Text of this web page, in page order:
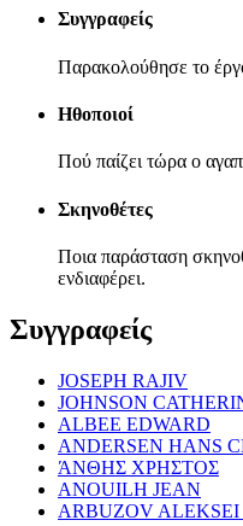
Συγγραφείς
Παρακολούθησε το
Ηθοποιοί
Πού παίζει τώρα ο
Σκηνοθέτες
Ποια παράσταση
ενδιαφέρει.
Συγγραφείς
JOSEPH RAJIV
JOHNSON
ALBEE EDWARD
ANDERSEN HANS
ΆΝΘΗΣ ΧΡΗΣΤΟΣ
ANOUILH JEAN
ARBUZOV